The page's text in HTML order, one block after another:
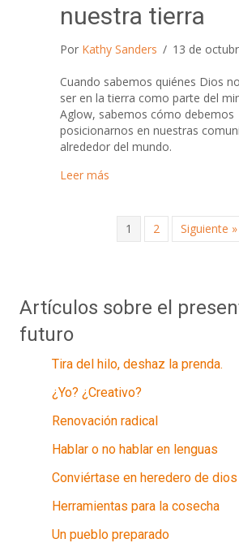
nuestra tierra
Por Kathy Sanders / 13 de
Cuando sabemos quiénes Dios
ser en la tierra como parte del
Aglow, sabemos cómo debemos
posicionarnos en nuestras
alrededor del mundo.
Leer más
1 2 Siguiente »
Artículos sobre el
futuro
Tira del hilo, deshaz la prenda.
¿Yo? ¿Creativo?
Renovación radical
Hablar o no hablar en lenguas
Conviértase en heredero de dios
Herramientas para la cosecha
Un pueblo preparado